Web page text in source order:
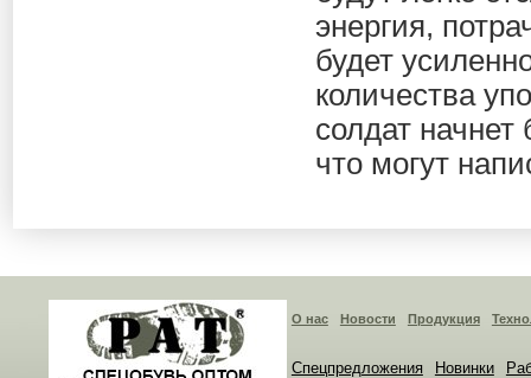
энергия,
будет
количества
солдат
что могут
О нас Новости Продукция
Спецпредложения Новинки